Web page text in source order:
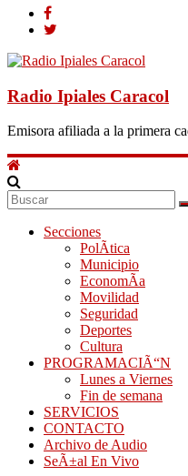
Radio Ipiales Caracol
Emisora afiliada a la primera
Secciones
PolÃ­tica
Municipio
EconomÃ­a
Movilidad
Seguridad
Deportes
Cultura
PROGRAMACIÃ“N
Lunes a Viernes
Fin de semana
SERVICIOS
CONTACTO
Archivo de Audio
SeÃ±al En Vivo